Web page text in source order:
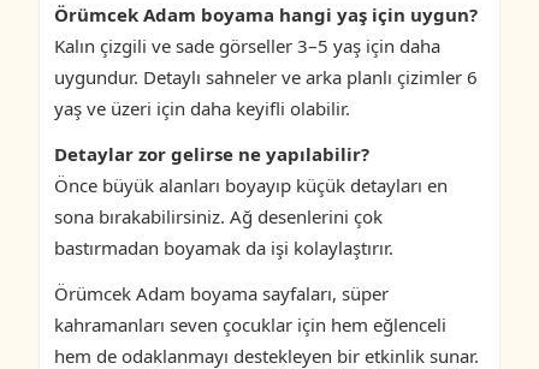
Örümcek Adam boyama hangi yaş için uygun?
Kalın çizgili ve sade görseller 3–5 yaş için daha
uygundur. Detaylı sahneler ve arka planlı çizimler 6
yaş ve üzeri için daha keyifli olabilir.
Detaylar zor gelirse ne yapılabilir?
Önce büyük alanları boyayıp küçük detayları en
sona bırakabilirsiniz. Ağ desenlerini çok
bastırmadan boyamak da işi kolaylaştırır.
Örümcek Adam boyama sayfaları, süper
kahramanları seven çocuklar için hem eğlenceli
hem de odaklanmayı destekleyen bir etkinlik sunar.